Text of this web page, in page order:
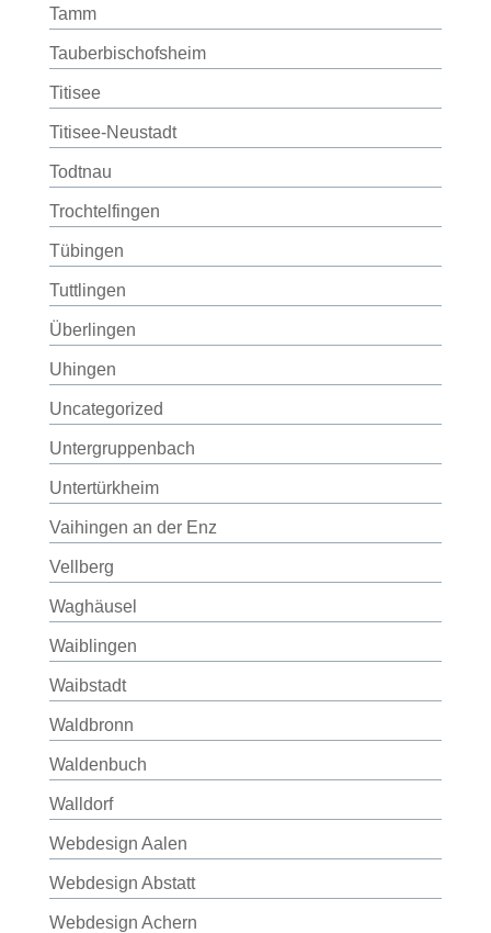
Tamm
Tauberbischofsheim
Titisee
Titisee-Neustadt
Todtnau
Trochtelfingen
Tübingen
Tuttlingen
Überlingen
Uhingen
Uncategorized
Untergruppenbach
Untertürkheim
Vaihingen an der Enz
Vellberg
Waghäusel
Waiblingen
Waibstadt
Waldbronn
Waldenbuch
Walldorf
Webdesign Aalen
Webdesign Abstatt
Webdesign Achern